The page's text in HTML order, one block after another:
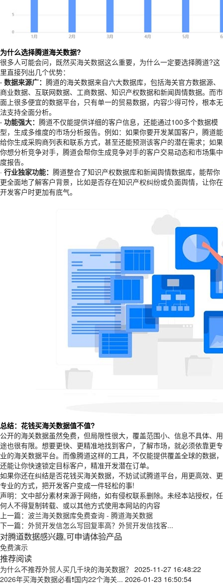
为什么选择腾道海关数据?
很多人可能会问，既然买海关数据这么重要，为什么一定要选择腾道?这
里直接列出几个优势：
· 数据来源广： 腾道的海关数据来自六大数据库，包括海关官方数据源、
商业数据、互联网数据、工商数据、知识产权数据和新闻舆情数据。而市
面上很多便宜的数据平台，只有单一的贸易数据，内容少得可怜，根本无
法支持全面分析。
· 功能强大： 腾道不仅能提供详细的客户信息，还能通过100多个数据模
型，生成多维度的市场分析报告。例如：如果你要开发某国客户，腾道能
给你生成采购商列表和联系方式，甚至还能预测该客户的潜在需求；如果
你想分析竞争对手，腾道会帮你生成竞争对手的客户交易动态和市场集中
度报告。
· 行业独家功能： 腾道整合了知识产权数据库和新闻舆情数据库，能帮你
更全面地了解客户背景，比如是否存在知识产权纠纷或负面舆情，让你在
开发客户时更加有底气。
总结：花钱买海关数据值不值?
公开的海关数据虽然免费，但局限性很大，覆盖范围小、信息不具体、用
途也很有限。想要更快、更精准地找到客户，了解市场，就必须依靠更专
业的海关数据平台。而像腾道这样的工具，不仅能提供覆盖全球的数据，
还能让你快速锁定目标客户，精准开发潜在订单。
如果你还在纠结是否花钱买海关数据，不妨试试腾道平台，用更高效、更
专业的方式，把开发客户变成一件轻松的事!
声明：文中部分素材来源于网络，如有侵权联系删除。未经本站授权，任
何人不得复制转载、或以其他方式使用本网站的内容
上一篇： 波兰海关数据库免费查询 - 腾道海关数据
下一篇： 外贸开发信怎么写回复率高？外贸开发信找客...
对腾道数据感兴趣,可申请体验产品
免费演示
推荐阅读
为什么不推荐外贸人买几千块的海关数据？ 2025-11-27 16:48:22
2026年买海关数据必看❗国内22个海关... 2026-01-23 16:50:54